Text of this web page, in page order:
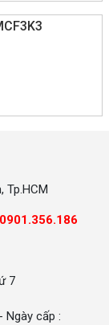
Tp.HCM
0901.356.186
7
Ngày cấp :